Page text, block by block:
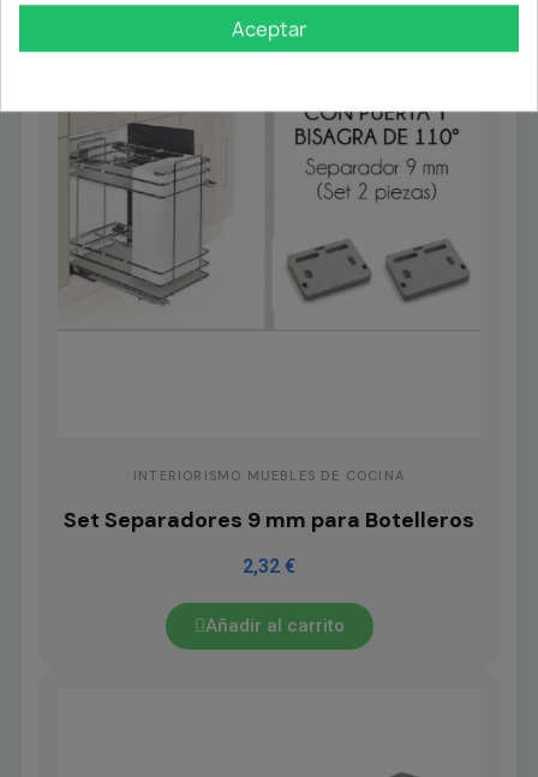
INTERIORISMO MUEBLES DE COCINA
Set Separadores 9 mm para Botelleros
2,32 €
Añadir al carrito
Aceptar